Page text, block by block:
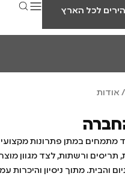
לכל הארץ
/ אודות
מתמחים במתן פתרונות
תריסים ורשתות, לצד מגוון
והבית. מתוך ניסיון והיכרות